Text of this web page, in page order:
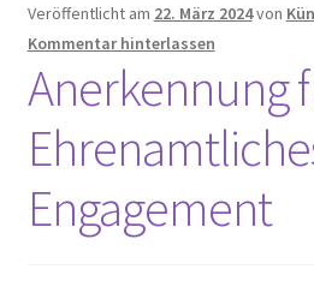
Klaus Schütz
Kurt Raeck
Lil Dagover
Paula Thiede. Von einer, die
anzuführen …
Veröffentlicht am 22. März 2024von
Kommentar hinterlassen
Anerkennung
Engagement